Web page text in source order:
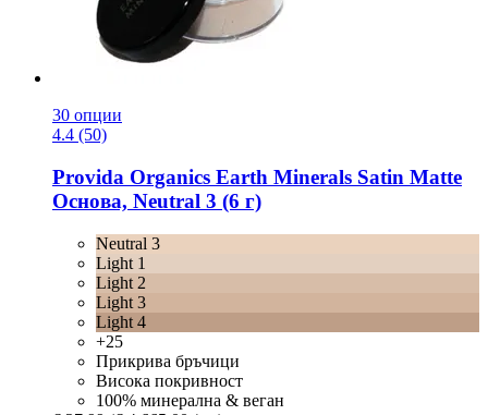
30 опции
4.4 (50)
Provida Organics Earth Minerals Satin Matte
Основа, Neutral 3 (6 г)
Neutral 3
Light 1
Light 2
Light 3
Light 4
+25
Прикрива бръчици
Висока покривност
100% минерална & веган